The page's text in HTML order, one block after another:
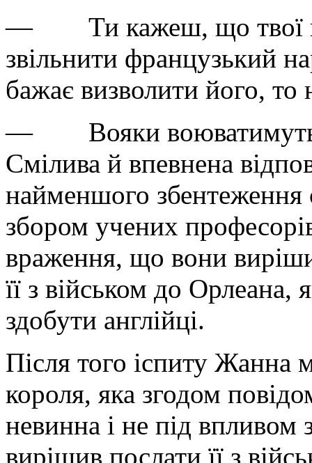
— Ти кажеш, що твої
звільнити французький
бажає визволити його, то
— Вояки воюватимуть,
Смілива й впевнена
найменшого збентеження
збором учених
враження, що вони
її з військом до Орлеана,
здобути англійці.
Після того іспиту Жанна
короля, яка згодом
невинна і не під впливом
вирішив послати її з